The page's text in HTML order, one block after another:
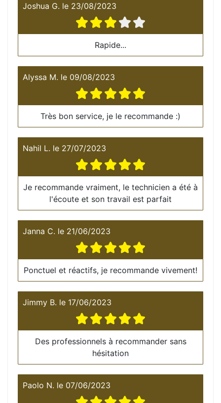
Joshua G. le 23/08/2023
Rapide...
Alyssa M. le 09/08/2023
Très bon service, je le recommande :)
Nahil L. le 27/07/2023
Je recommande vraiment, le technicien a été à
l'écoute et son travail est parfait
Janna C. le 21/06/2023
Ponctuel et réactifs, je recommande vivement!
Jimmy B. le 17/06/2023
Des professionnels à recommander sans
hésitation
Paolo N. le 07/06/2023